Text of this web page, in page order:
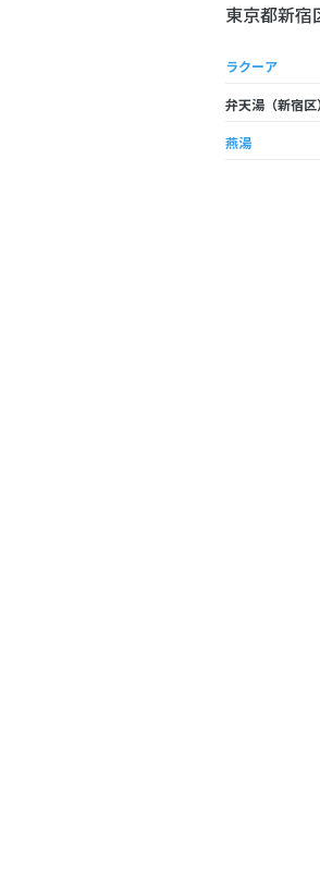
東京都新宿
ラクーア
弁天湯（新宿区）
燕湯